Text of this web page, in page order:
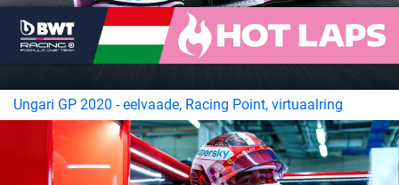
Ungari GP 2020 - eelvaade, Racing Point, virtuaalring